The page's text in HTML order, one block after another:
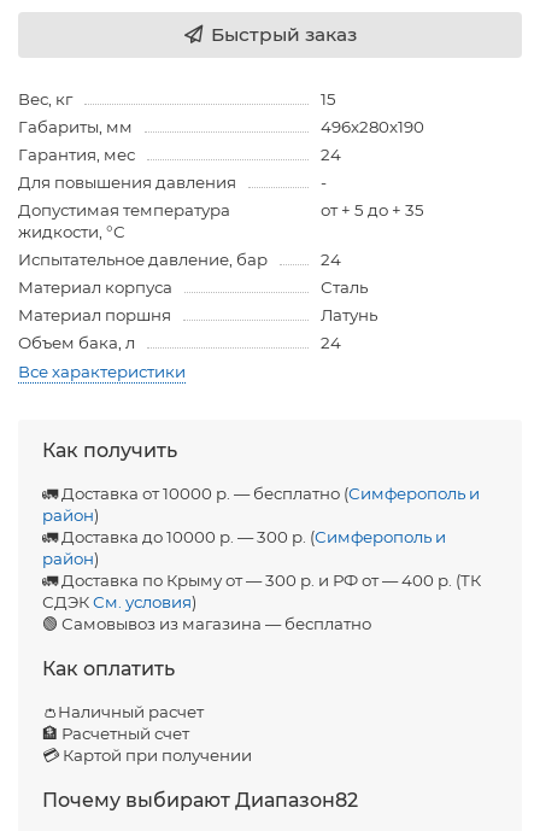
Быстрый заказ
Вес, кг
15
Габариты, мм
496x280x190
Гарантия, мес
24
Для повышения давления
-
Допустимая температура
жидкости, °С
от + 5 до + 35
Испытательное давление, бар
24
Материал корпуса
Сталь
Материал поршня
Латунь
Объем бака, л
24
Все характеристики
Как получить
🚛 Доставка от 10000 р. — бесплатно (Симферополь и
район)
🚛 Доставка до 10000 р. — 300 р. (Симферополь и
район)
🚛 Доставка по Крыму от — 300 р. и РФ от — 400 р. (ТК
СДЭКСм. условия)
🟢 Самовывоз из магазина — бесплатно
Как оплатить
👛Наличный расчет
🏦 Расчетный счет
💳 Картой при получении
Почему выбирают Диапазон82